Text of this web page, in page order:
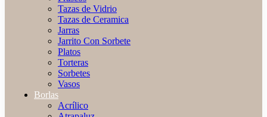
Tazas de Vidrio
Tazas de Ceramica
Jarras
Jarrito Con Sorbete
Platos
Torteras
Sorbetes
Vasos
Borlas
Acrílico